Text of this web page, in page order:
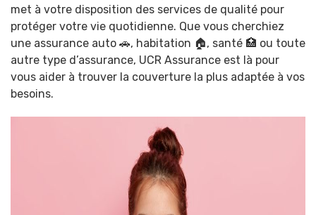
met à votre disposition des services de qualité pour
protéger votre vie quotidienne. Que vous cherchiez
une assurance auto 🚗, habitation 🏠, santé 🏥 ou toute
autre type d’assurance, UCR Assurance est là pour
vous aider à trouver la couverture la plus adaptée à vos
besoins.